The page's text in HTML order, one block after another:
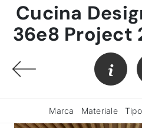
Cucina
36e8 Project
Marca Materiale